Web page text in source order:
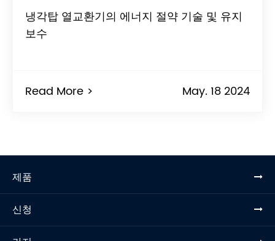
냉각탑 열교환기의 에너지 절약 기술 및 유지
보수
Read More > May. 18 2024
제품
신청